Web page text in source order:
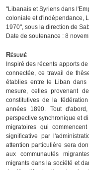
"Libanais et Syriens dans
coloniale et d'indépendance,
1970", sous la direction de
Date de soutenance : 8
Résumé
Inspiré des récents apports
connectée, ce travail de
établies entre le Liban dans
mesure, celles provenant
constitutives de la
années 1890. Tout
perspective synchronique et
migratoires qui
significative par
attention particulière sera
aux communautés
migrants dans la société et